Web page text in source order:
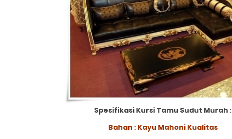
Spesifikasi Kursi Tamu Sudut Murah :
Bahan : Kayu Mahoni Kualitas